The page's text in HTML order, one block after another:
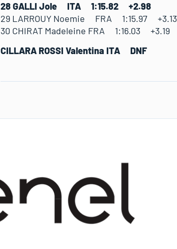
28 GALLI Jole ITA 1:15.82 +2.98
29 LARROUY Noemie FRA 1:15.97 +3.13
30 CHIRAT Madeleine FRA 1:16.03 +3.19
CILLARA ROSSI Valentina ITA DNF